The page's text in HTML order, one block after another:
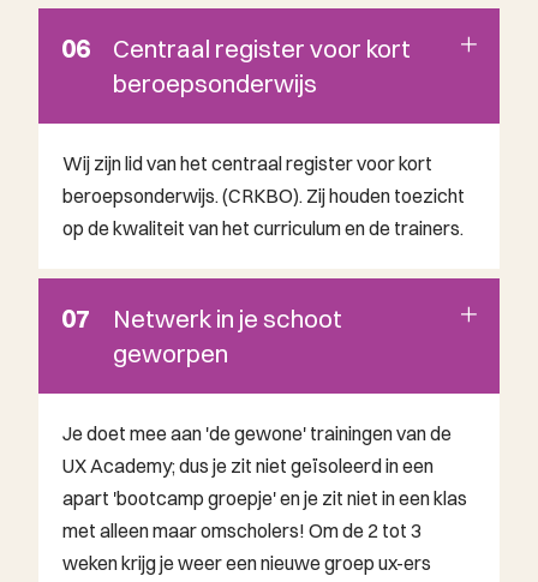
06
Centraal register voor kort
beroepsonderwijs
Wij zijn lid van het centraal register voor kort
beroepsonderwijs. (CRKBO). Zij houden toezicht
op de kwaliteit van het curriculum en de trainers.
07
Netwerk in je schoot
geworpen
Je doet mee aan 'de gewone' trainingen van de
UX Academy; dus je zit niet geïsoleerd in een
apart 'bootcamp groepje' en je zit niet in een klas
met alleen maar omscholers! Om de 2 tot 3
weken krijg je weer een nieuwe groep ux-ers